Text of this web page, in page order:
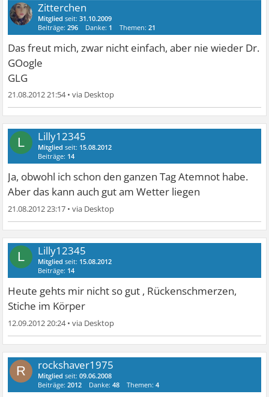
Zitterchen
Mitglied seit:31.10.2009
Beiträge:296 Danke: 1 Themen:21
Das freut mich, zwar nicht einfach, aber nie wieder Dr.
GOogle
GLG
21.08.2012 21:54•
L Lilly12345
Mitglied seit: 15.08.2012
Beiträge: 14
Ja, obwohl ich schon den ganzen Tag Atemnot habe.
Aber das kann auch gut am Wetter liegen
21.08.2012 23:17 •
L Lilly12345
Mitglied seit: 15.08.2012
Beiträge: 14
Heute gehts mir nicht so gut , Rückenschmerzen,
Stiche im Körper
12.09.2012 20:24•
R rockshaver1975
Mitglied seit:09.06.2008
Beiträge:2012 Danke:48 Themen:4